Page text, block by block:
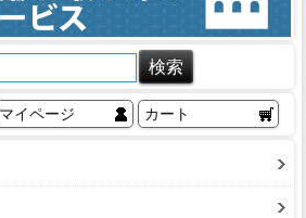
マイページ カート